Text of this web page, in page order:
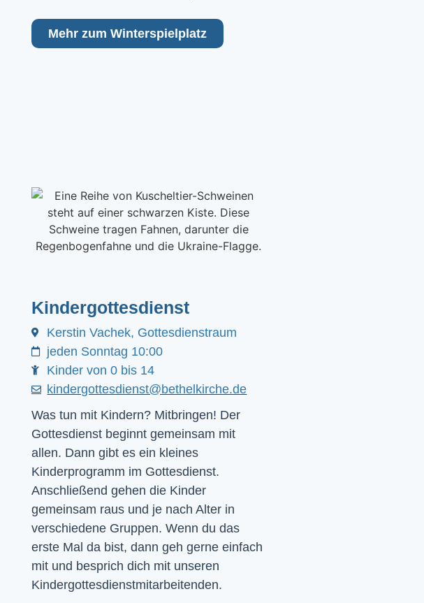
Mehr zum Winterspielplatz
Kindergottesdienst
Kerstin Vachek, Gottesdienstraum
jeden Sonntag 10:00
Kinder von 0 bis 14
kindergottesdienst@bethelkirche.de
Was tun mit Kindern? Mitbringen! Der
Gottesdienst beginnt gemeinsam mit
allen. Dann gibt es ein kleines
Kinderprogramm im Gottesdienst.
Anschließend gehen die Kinder
gemeinsam raus und je nach Alter in
verschiedene Gruppen. Wenn du das
erste Mal da bist, dann geh gerne einfach
mit und besprich dich mit unseren
Kindergottesdienstmitarbeitenden.